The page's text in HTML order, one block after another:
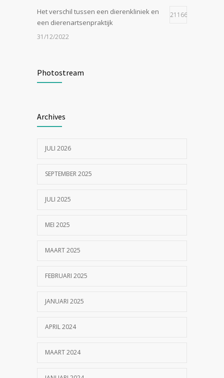
Het verschil tussen een dierenkliniek en
een dierenartsenpraktijk
21166
31/12/2022
24/07/2023
geknipt?
Photostream
Archives
JULI 2026
SEPTEMBER 2025
JULI 2025
MEI 2025
MAART 2025
FEBRUARI 2025
JANUARI 2025
APRIL 2024
MAART 2024